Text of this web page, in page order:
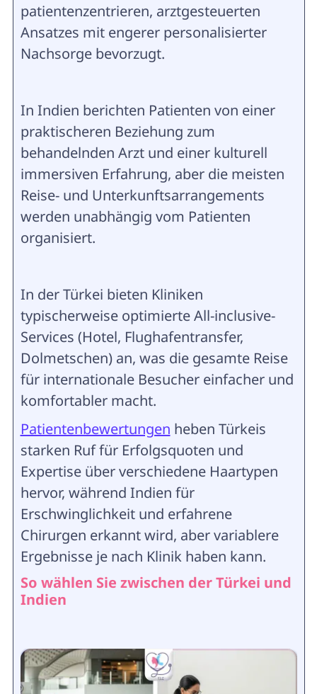
patientenzentrieren, arztgesteuerten
Ansatzes mit engerer personalisierter
Nachsorge bevorzugt.
In Indien berichten Patienten von einer
praktischeren Beziehung zum
behandelnden Arzt und einer kulturell
immersiven Erfahrung, aber die meisten
Reise- und Unterkunftsarrangements
werden unabhängig vom Patienten
organisiert.
In der Türkei bieten Kliniken
typischerweise optimierte All-inclusive-
Services (Hotel, Flughafentransfer,
Dolmetschen) an, was die gesamte Reise
für internationale Besucher einfacher und
komfortabler macht.
Patientenbewertungen heben Türkeis
starken Ruf für Erfolgsquoten und
Expertise über verschiedene Haartypen
hervor, während Indien für
Erschwinglichkeit und erfahrene
Chirurgen erkannt wird, aber variablere
Ergebnisse je nach Klinik haben kann.
So wählen Sie zwischen der Türkei und
Indien